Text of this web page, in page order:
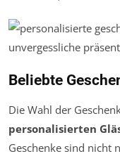
Beliebte
Die Wahl der
personalisierten
Geschenke sind nicht